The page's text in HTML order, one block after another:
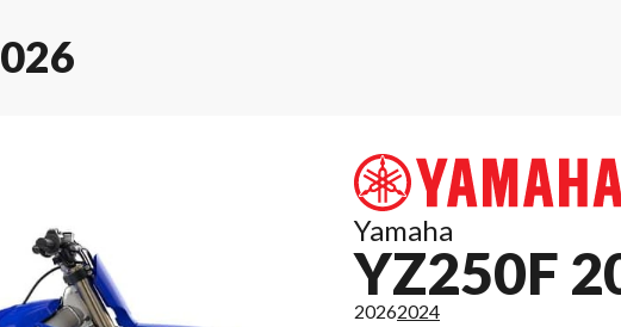
Yamaha
YZ250F
20262024